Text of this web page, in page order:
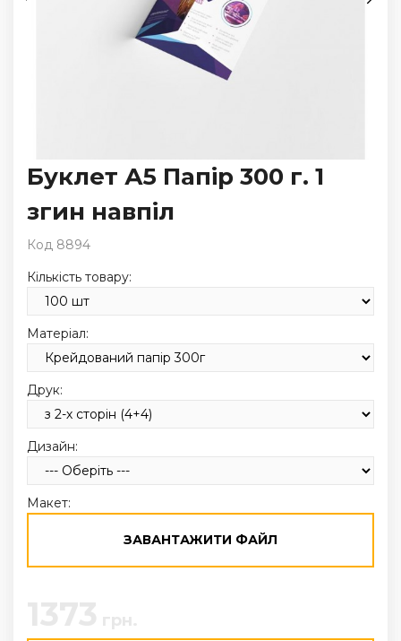
Буклет А5 Папір 300 г. 1
згин навпіл
Код 8894
Кількість товару:
Матеріал:
Друк:
Дизайн:
Макет:
ЗАВАНТАЖИТИ ФАЙЛ